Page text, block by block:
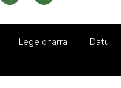
Lege oharra
Datu